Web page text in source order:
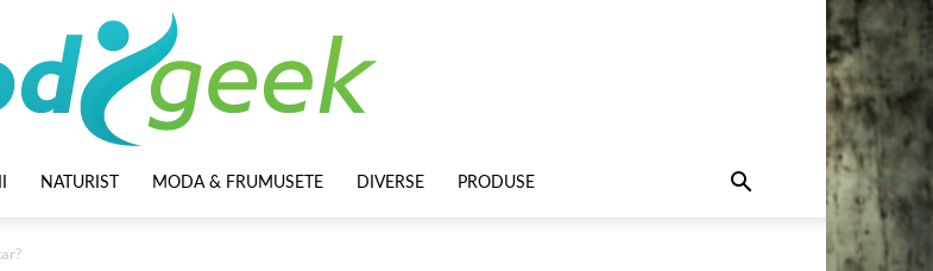
NATURIST MODA & FRUMUSETE DIVERSE PRODUSE